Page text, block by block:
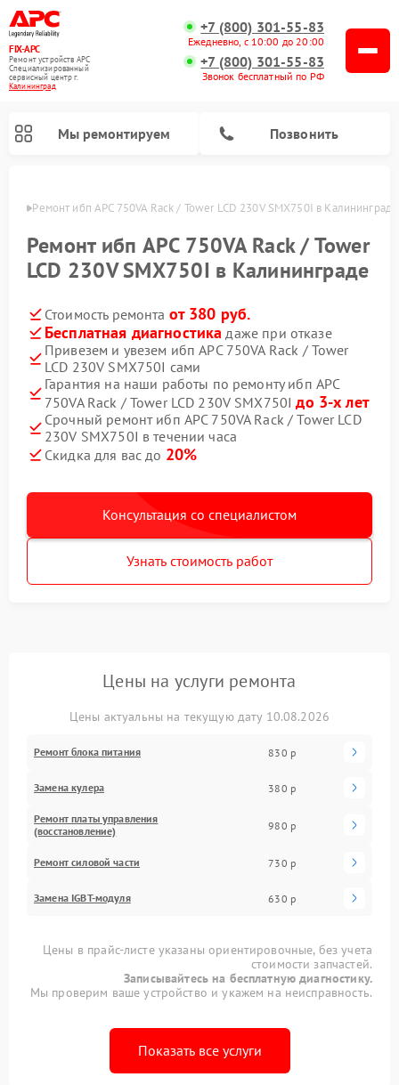
FIX-APC
Ремонт устройств APC
Специализированный
cервисный центр г.
Калининград
+7 (800) 301-55-83
Ежедневно, с 10:00 до 20:00
+7 (800) 301-55-83
Звонок бесплатный по РФ
Мы ремонтируем Позвонить
Ремонт ибп APC 750VA Rack / Tower LCD 230V SMX750I в Калининграде
Ремонт ибп APC 750VA Rack / Tower
LCD 230V SMX750I в Калининграде
Стоимость ремонта от 380 руб.
Бесплатная диагностика даже при отказе
Привезем и увезем ибп APC 750VA Rack / Tower
LCD 230V SMX750I сами
Гарантия на наши работы по ремонту ибп APC
750VA Rack / Tower LCD 230V SMX750Iдо 3-х лет
Срочный ремонт ибп APC 750VA Rack / Tower LCD
230V SMX750I в течении часа
Скидка для вас до 20%
Консультация со специалистом
Узнать стоимость работ
Цены на услуги ремонта
Цены актуальны на текущую дату 10.08.2026
Ремонт блока питания 830 р
Замена кулера 380 р
Ремонт платы управления
(восстановление)
980 р
Ремонт силовой части 730 р
Замена IGBT-модуля 630 р
Цены в прайс-листе указаны ориентировочные, без учета
стоимости запчастей.
Записывайтесь на бесплатную диагностику.
Мы проверим ваше устройство и укажем на неисправность.
Показать все услуги